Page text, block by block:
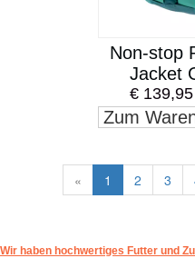
Non-stop
Jacket
€
Zum
« 1 2 3
Wir haben hochwertiges Futter und